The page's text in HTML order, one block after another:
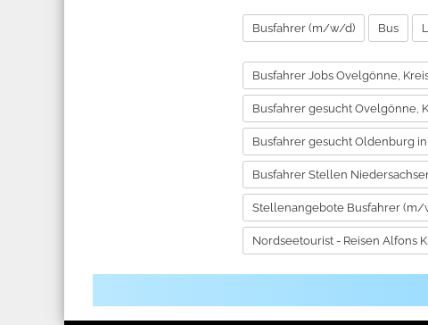
Busfahrer (m/w/d) Bus
Busfahrer Jobs Ovelgönne,
Busfahrer gesucht Ovelgönne,
Busfahrer gesucht Oldenburg
Busfahrer Stellen
Stellenangebote Busfahrer (m/
Nordseetourist - Reisen Alfons